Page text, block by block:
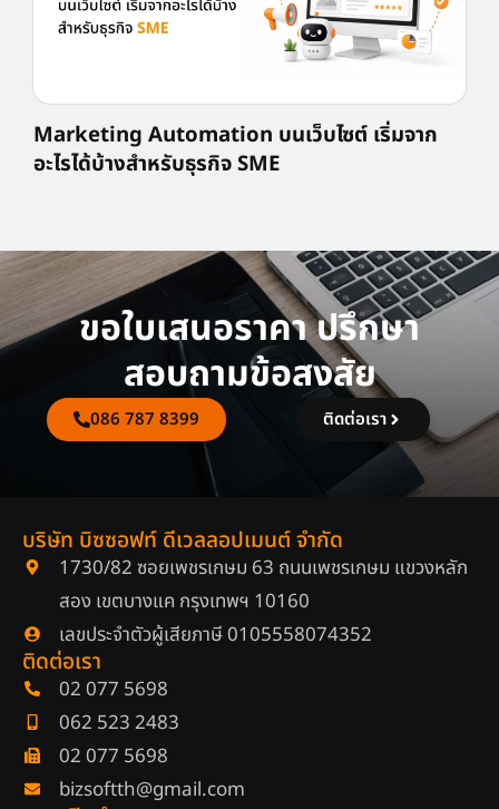
Marketing Automation บนเว็บไซต์ เริ่มจาก
อะไรได้บ้างสำหรับธุรกิจ SME
ขอใบเสนอราคา ปรึกษา
สอบถามข้อสงสัย
086 787 8399 ติดต่อเรา
บริษัท บิซซอฟท์ ดีเวลลอปเมนต์ จำกัด
1730/82 ซอยเพชรเกษม 63 ถนนเพชรเกษม แขวงหลัก
สอง เขตบางแค กรุงเทพฯ 10160
เลขประจำตัวผู้เสียภาษี 0105558074352
ติดต่อเรา
02 077 5698
062 523 2483
02 077 5698
bizsoftth@gmail.com